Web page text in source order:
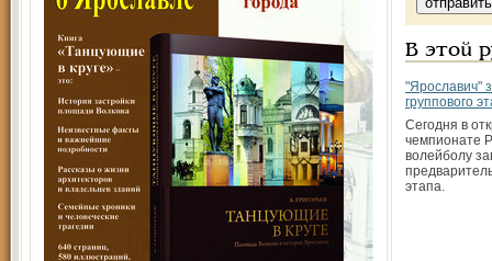
В этой
"Ярославич"
группового
Сегодня в
чемпионате
волейболу
этапа.